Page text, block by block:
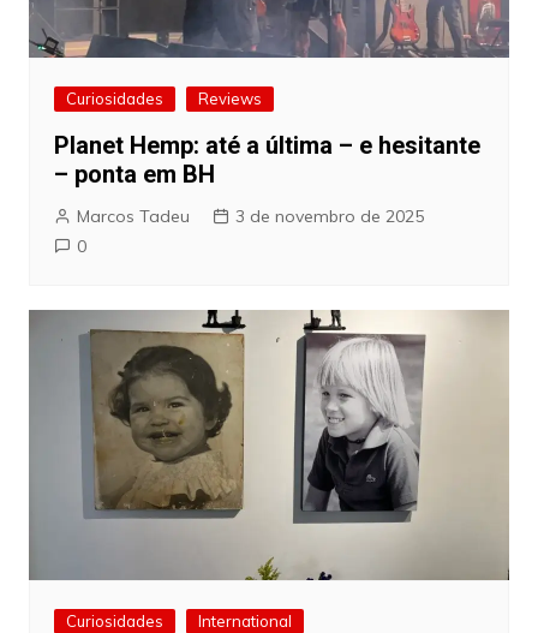
Curiosidades Reviews
Planet Hemp: até a última – e hesitante
– ponta em BH
Marcos Tadeu
3 de novembro de 2025
0
Curiosidades International